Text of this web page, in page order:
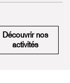
Découvrir nos
activités